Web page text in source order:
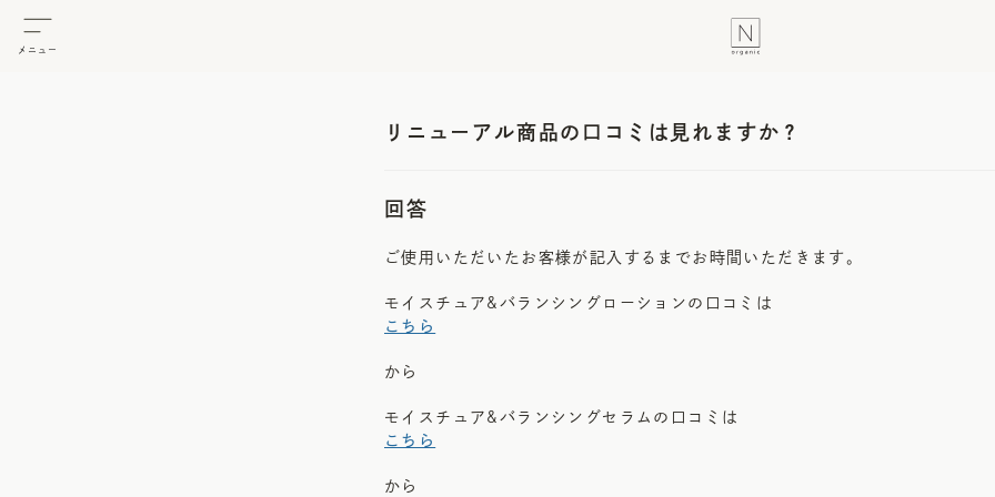
メニュー
リニューアル商品の口コミは見れますか？
回答
ご使用いただいたお客様が記入するまでお時間いただきます。
モイスチュア&バランシングローションの口コミは
こちら
から
モイスチュア&バランシングセラムの口コミは
こちら
から